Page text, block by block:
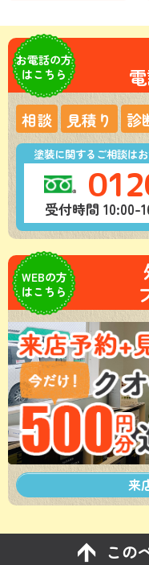
お電話の方
はこちら
相談 見積り 診
塗装に関するご相談は
受付時間 10:00-
WEBの方
はこちら
来
この